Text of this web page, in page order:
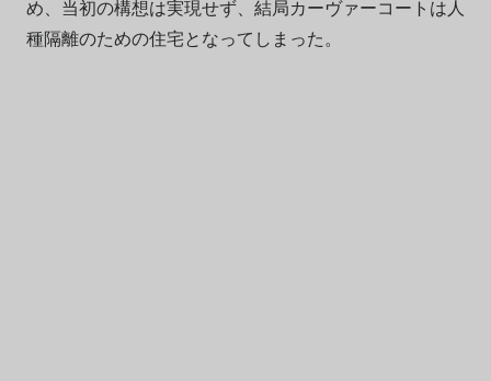
め、当初の構想は実現せず、結局カーヴァーコートは人
種隔離のための住宅となってしまった。